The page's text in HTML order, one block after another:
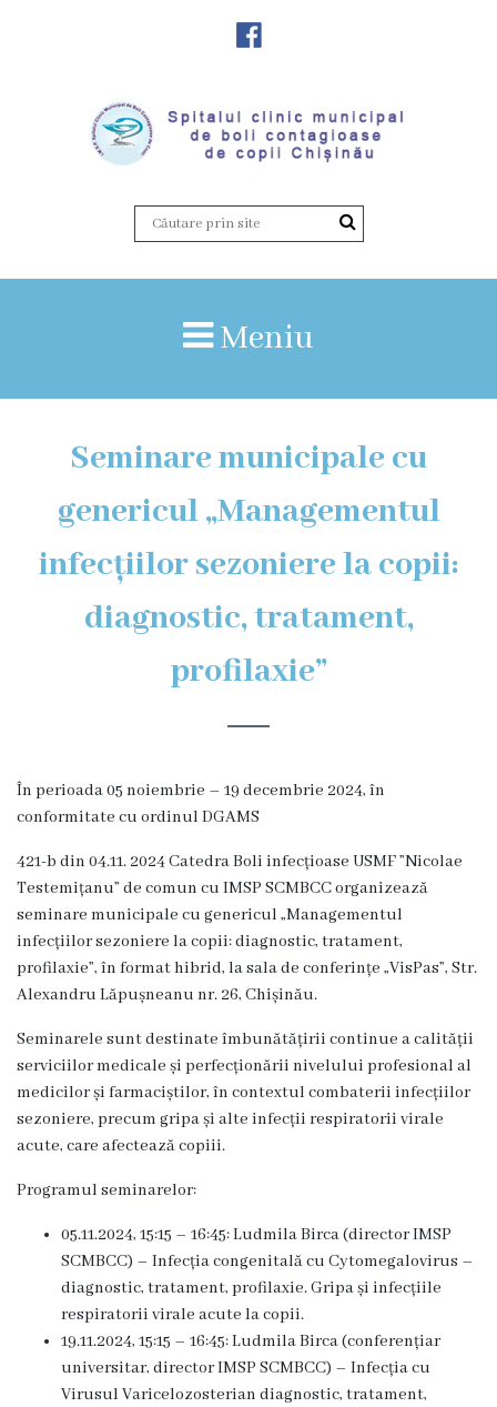
instituției
Vicedirector
Organigrama
Locuri
vacante
Istorii
de
succes
Secții
Unitatea
primiri
urgente
Secția
nr.
1
Secția
nr.
2
Meniu
Seminare municipale cu
genericul „Managementul
infecțiilor sezoniere la copii:
diagnostic, tratament,
profilaxie”
În perioada 05 noiembrie – 19 decembrie 2024, în
conformitate cu ordinul DGAMS
421-b din 04.11. 2024 Catedra Boli infecțioase USMF ”Nicolae
Testemițanu” de comun cu IMSP SCMBCC organizează
seminare municipale cu genericul „Managementul
infecțiilor sezoniere la copii: diagnostic, tratament,
profilaxie”, în format hibrid, la sala de conferințe „VisPas”, Str.
Alexandru Lăpușneanu nr. 26, Chișinău.
Seminarele sunt destinate îmbunătățirii continue a calității
serviciilor medicale și perfecționării nivelului profesional al
medicilor și farmaciștilor, în contextul combaterii infecțiilor
sezoniere, precum gripa și alte infecții respiratorii virale
acute, care afectează copiii.
Programul seminarelor:
05.11.2024, 15:15 – 16:45: Ludmila Birca (director IMSP
SCMBCC) – Infecția congenitală cu Cytomegalovirus –
diagnostic, tratament, profilaxie. Gripa și infecțiile
respiratorii virale acute la copii.
19.11.2024, 15:15 – 16:45: Ludmila Birca (conferențiar
universitar, director IMSP SCMBCC) – Infecția cu
Virusul Varicelozosterian diagnostic, tratament,